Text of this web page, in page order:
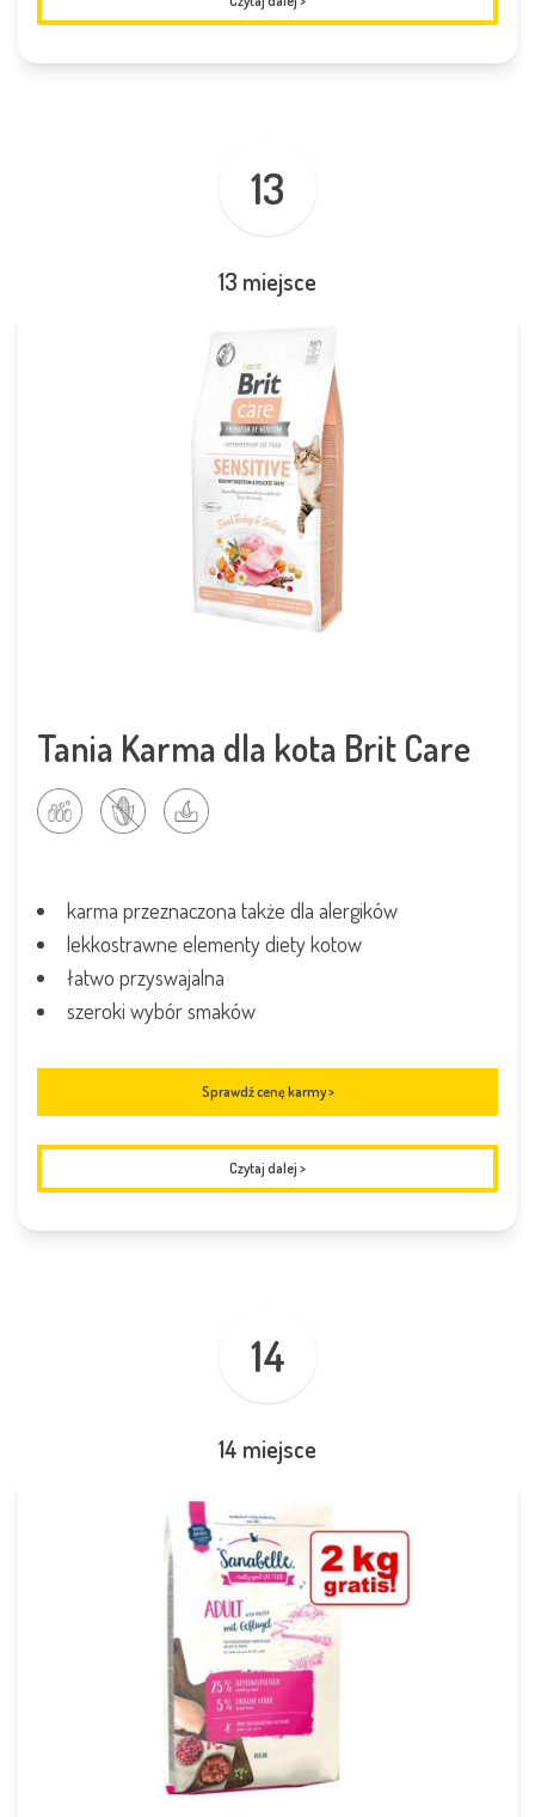
13
13 miejsce
Tania Karma dla kota Brit Care
karma przeznaczona także dla alergików
lekkostrawne elementy diety kotow
łatwo przyswajalna
szeroki wybór smaków
Sprawdź cenę karmy >
Czytaj dalej >
14
14 miejsce